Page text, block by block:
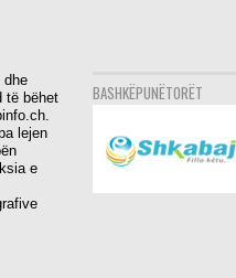
dhe
të bëhet
lejen
e
BASHKËPUNËTORËT